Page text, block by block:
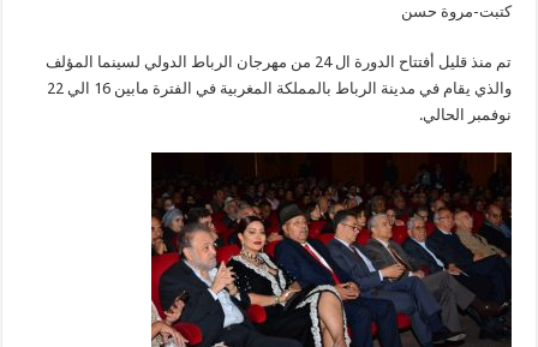
مهرجان
الرباط
الدولي
كتبت-مروة حسن
تم منذ قليل أفتتاح الدورة ال 24 من مهرجان الرباط الدولي لسينما المؤلف
والذي يقام في مدينة الرباط بالمملكة المغربية في الفترة مابين 16 الي 22
نوفمبر الحالي.